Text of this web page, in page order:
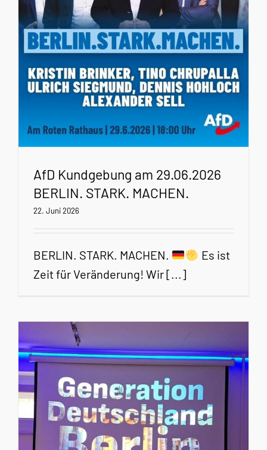
AfD Kundgebung am 29.06.2026
BERLIN. STARK. MACHEN.
22. Juni 2026
BERLIN. STARK. MACHEN.
Es ist
Zeit für Veränderung! Wir [...]